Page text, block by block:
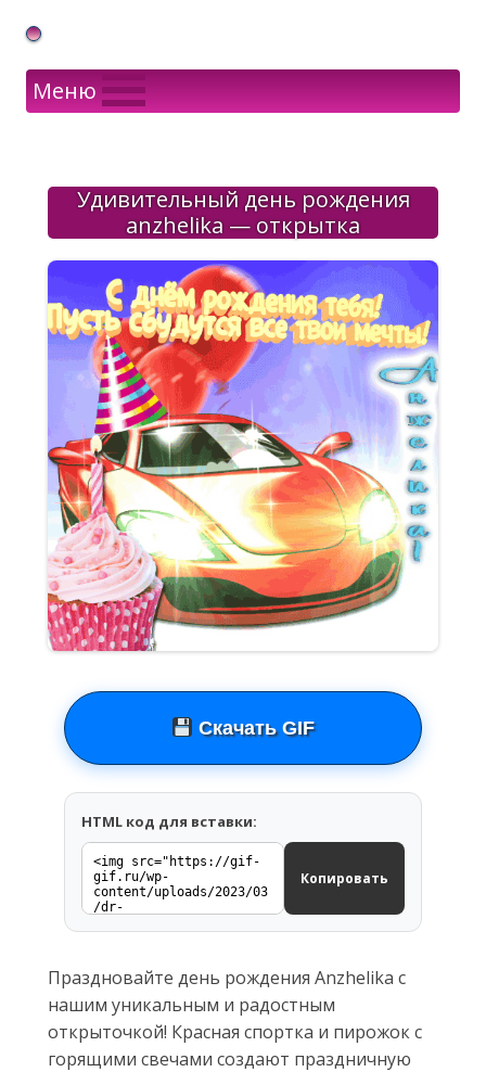
Gif Открытки в подарок
Меню
Удивительный день рождения
anzhelika — открытка
Скачать GIF
HTML код для вставки:
Копировать
Праздновайте день рождения Anzhelika с
нашим уникальным и радостным
открыточкой! Красная спортка и пирожок с
горящими свечами создают праздничную